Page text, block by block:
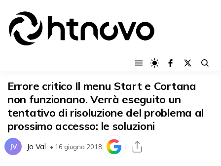
Errore critico Il menu Start e Cortana
non funzionano. Verrà eseguito un
tentativo di risoluzione del problema al
prossimo accesso: le soluzioni
JV Jo Val • 16 giugno 2018